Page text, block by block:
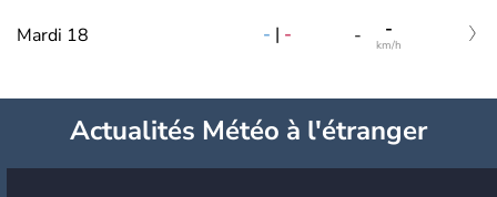
Mardi 18 - | - - -
km/h
Actualités Météo à l'étranger